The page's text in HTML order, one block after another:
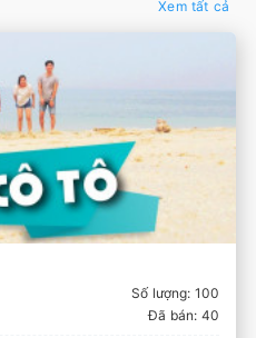
Xem tất cả
Số lượng: 100
Đã bán: 40